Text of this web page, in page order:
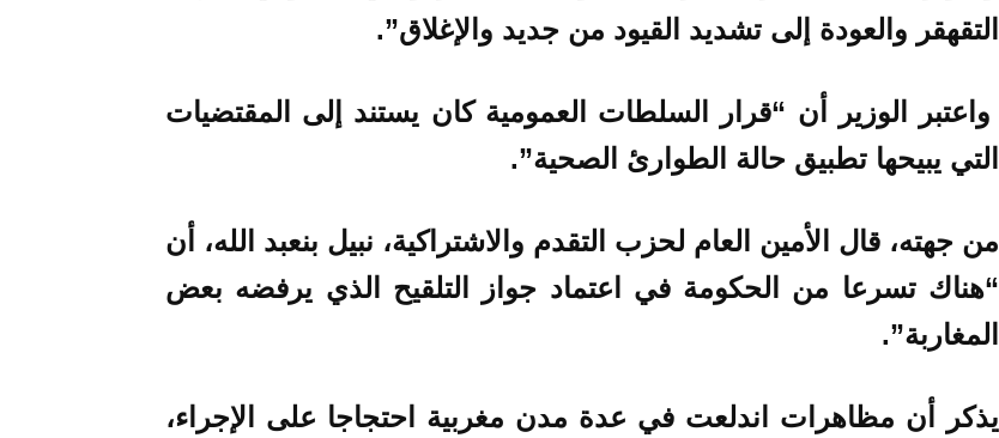
التقهقر والعودة إلى تشديد القيود من جديد والإغلاق”.
واعتبر الوزير أن “قرار السلطات العمومية كان يستند إلى المقتضيات
التي يبيحها تطبيق حالة الطوارئ الصحية”.
من جهته، قال الأمين العام لحزب التقدم والاشتراكية، نبيل بنعبد الله، أن
“هناك تسرعا من الحكومة في اعتماد جواز التلقيح الذي يرفضه بعض
المغاربة”.
يذكر أن مظاهرات اندلعت في عدة مدن مغربية احتجاجا على الإجراء،